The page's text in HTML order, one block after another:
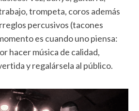
trompeta, coros además
percusivos (tacones
es cuando uno piensa:
hacer música de calidad,
y regalársela al público.